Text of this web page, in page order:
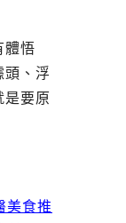
體悟
頭、浮
是要原